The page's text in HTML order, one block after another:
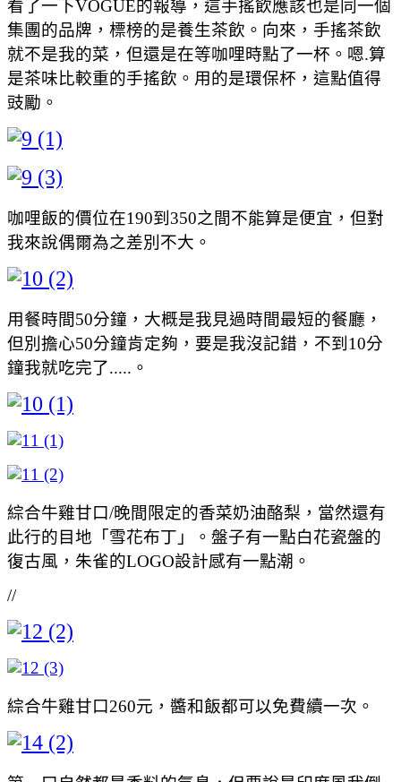
看了一下VOGUE的報導，這手搖飲應該也是同一個
集團的品牌，標榜的是養生茶飲。向來，手搖茶飲
就不是我的菜，但還是在等咖哩時點了一杯。嗯.算
是茶味比較重的手搖飲。用的是環保杯，這點值得
豉勵。
咖哩飯的價位在190到350之間不能算是便宜，但對
我來說偶爾為之差別不大。
用餐時間50分鐘，大概是我見過時間最短的餐廳，
但別擔心50分鐘肯定夠，要是我沒記錯，不到10分
鐘我就吃完了.....。
綜合牛雞甘口/晚間限定的香菜奶油酪梨，當然還有
此行的目地「雪花布丁」。盤子有一點白花瓷盤的
復古風，朱雀的LOGO設計感有一點潮。
//
綜合牛雞甘口260元，醬和飯都可以免費續一次。